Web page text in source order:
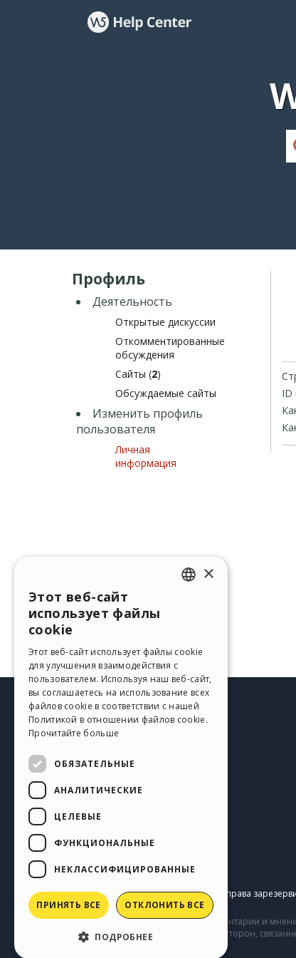
Профиль
Деятельность
Открытые дискуссии
Откомментированные
обсуждения
Сайты (2)
Обсуждаемые сайты
Изменить профиль
пользователя
Личная
информация
ID
HELP CENTER
Инструкции
Copyright © 2026Incomedia s.r.l.Все права
Сайт содержит информацию, комментарии и
комментарии и поведение третьих сторон,
Incomedia.
GERMAN
SPANISH
PORTUGUESE
POLISH
×
Этот веб-сайт
использует файлы
cookie
Этот веб-сайт использует файлы cookie
для улучшения взаимодействия с
пользователем. Используя наш веб-сайт,
вы соглашаетесь на использование всех
файлов cookie в соответствии с нашей
Политикой в ​​отношении файлов cookie.
Прочитайте больше
ОБЯЗАТЕЛЬНЫЕ
АНАЛИТИЧЕСКИЕ
ЦЕЛЕВЫЕ
ФУНКЦИОНАЛЬНЫЕ
НЕКЛАССИФИЦИРОВАННЫЕ
ПРИНЯТЬ ВСЕ ОТКЛОНИТЬ ВСЕ
ПОДРОБНЕЕ